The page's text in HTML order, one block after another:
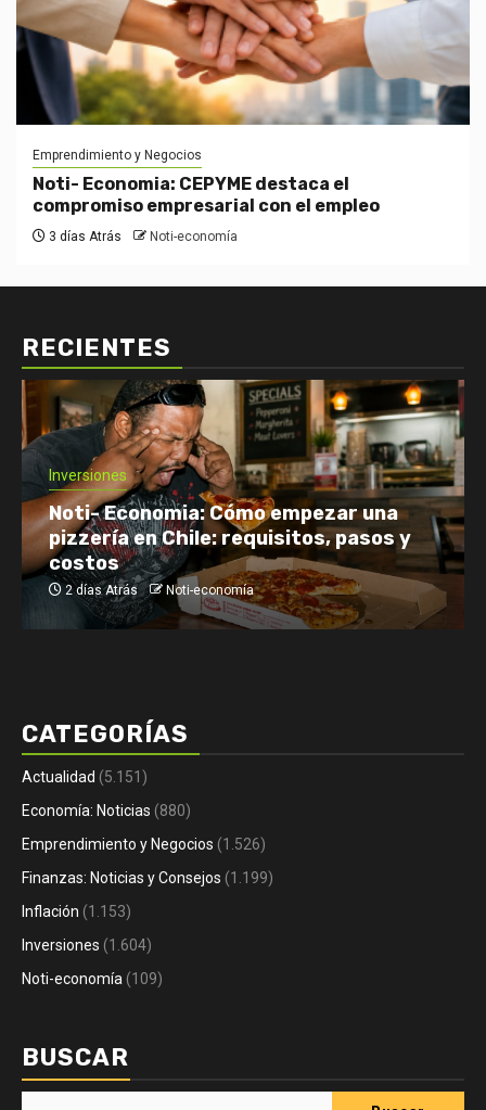
Emprendimiento y Negocios
Noti- Economia: CEPYME destaca el
compromiso empresarial con el empleo
3 días Atrás Noti-economía
RECIENTES
Inversiones
Noti- Economia: Cómo empezar una
pizzería en Chile: requisitos, pasos y
costos
2 días Atrás Noti-economía
CATEGORÍAS
Actualidad (5.151)
Economía: Noticias (880)
Emprendimiento y Negocios (1.526)
Finanzas: Noticias y Consejos (1.199)
Inflación (1.153)
Inversiones (1.604)
Noti-economía (109)
BUSCAR